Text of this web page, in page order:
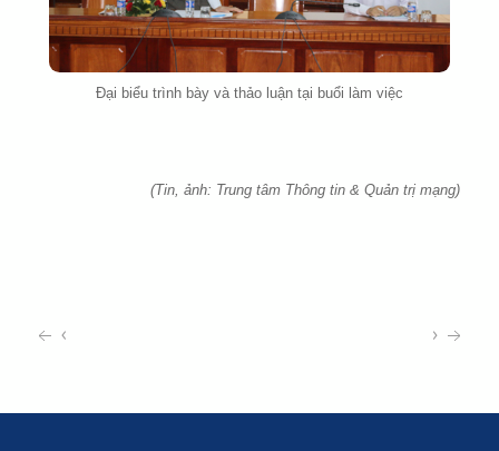
Đại biểu trình bày và thảo luận tại buổi làm việc
(Tin, ảnh: Trung tâm Thông tin & Quản trị mạng)
‹ ›